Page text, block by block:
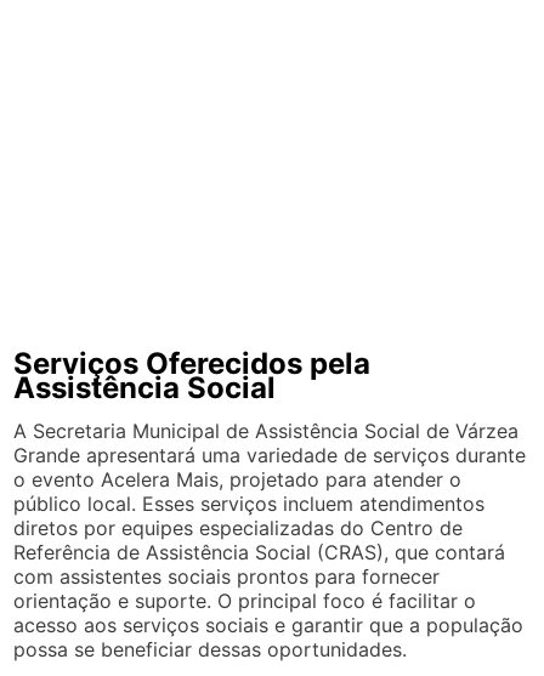
Serviços Oferecidos pela
Assistência Social
A Secretaria Municipal de Assistência Social de Várzea
Grande apresentará uma variedade de serviços durante
o evento Acelera Mais, projetado para atender o
público local. Esses serviços incluem atendimentos
diretos por equipes especializadas do Centro de
Referência de Assistência Social (CRAS), que contará
com assistentes sociais prontos para fornecer
orientação e suporte. O principal foco é facilitar o
acesso aos serviços sociais e garantir que a população
possa se beneficiar dessas oportunidades.